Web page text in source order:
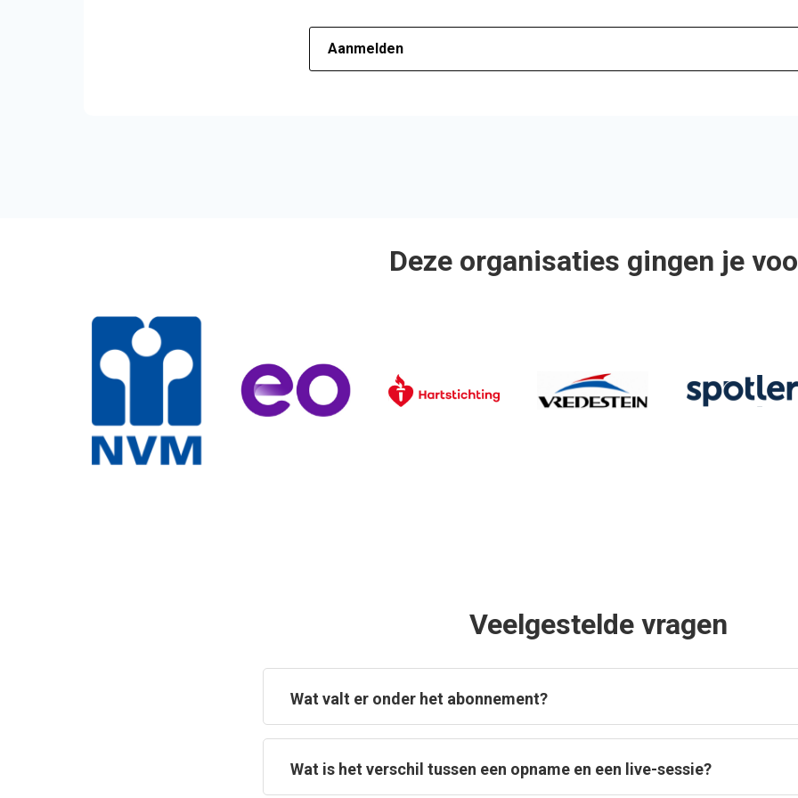
Aanmelden
Deze organisaties gingen je
Veelgestelde vragen
Wat valt er onder het abonnement?
Wat is het verschil tussen een opname en een live-sessie?